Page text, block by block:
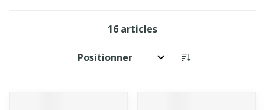
16 articles
Trier par: